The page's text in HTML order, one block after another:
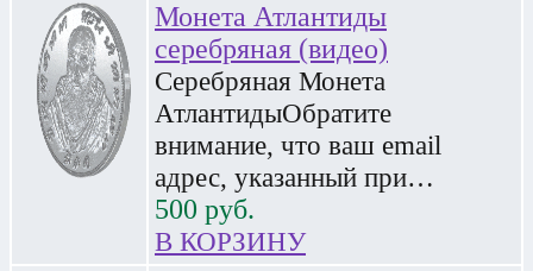
Монета Атлантиды
серебряная (видео)
Серебряная Монета
АтлантидыОбратите
внимание, что ваш email
адрес, указанный при…
500 руб.
В КОРЗИНУ